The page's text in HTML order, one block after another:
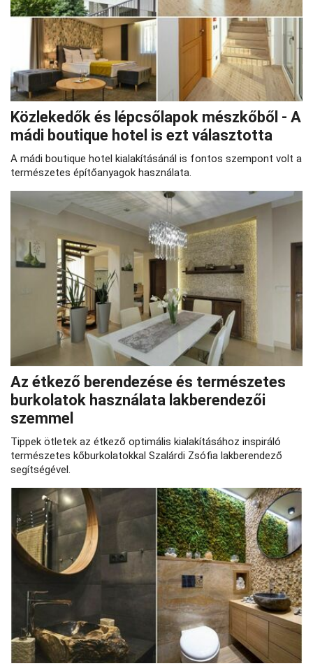
Közlekedők és lépcsőlapok mészkőből - A
mádi boutique hotel is ezt választotta
A mádi boutique hotel kialakításánál is fontos szempont volt a
természetes építőanyagok használata.
Az étkező berendezése és természetes
burkolatok használata lakberendezői
szemmel
Tippek ötletek az étkező optimális kialakításához inspiráló
természetes kőburkolatokkal Szalárdi Zsófia lakberendező
segítségével.